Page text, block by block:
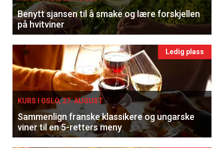
Benytt sjansen til å smake og lære forskjellen
på hvitviner
Ledig plass
KURS I OSLO, 27. AUGUST
Sammenlign franske klassikere og ungarske
viner til en 5-retters meny